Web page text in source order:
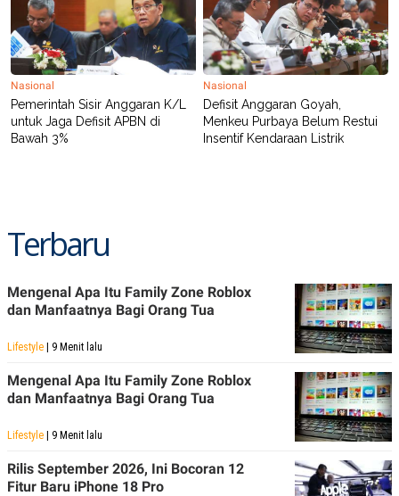
Nasional
Pemerintah Sisir Anggaran K/L
untuk Jaga Defisit APBN di
Bawah 3%
Nasional
Defisit Anggaran Goyah,
Menkeu Purbaya Belum Restui
Insentif Kendaraan Listrik
Terbaru
Mengenal Apa Itu Family Zone Roblox
dan Manfaatnya Bagi Orang Tua
Lifestyle | 9 Menit lalu
Mengenal Apa Itu Family Zone Roblox
dan Manfaatnya Bagi Orang Tua
Lifestyle | 9 Menit lalu
Rilis September 2026, Ini Bocoran 12
Fitur Baru iPhone 18 Pro